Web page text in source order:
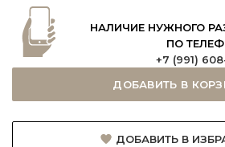
НАЛИЧИЕ НУЖНОГО
ПО
+7 (991)
ДОБАВИТЬ В
ДОБАВИТЬ В